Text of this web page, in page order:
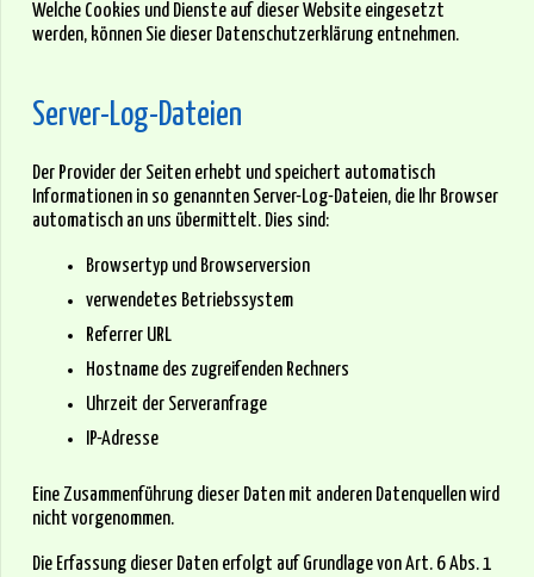
Welche Cookies und Dienste auf dieser Website eingesetzt
werden, können Sie dieser Datenschutzerklärung entnehmen.
Server-Log-Dateien
Der Provider der Seiten erhebt und speichert automatisch
Informationen in so genannten Server-Log-Dateien, die Ihr Browser
automatisch an uns übermittelt. Dies sind:
Browsertyp und Browserversion
verwendetes Betriebssystem
Referrer URL
Hostname des zugreifenden Rechners
Uhrzeit der Serveranfrage
IP-Adresse
Eine Zusammenführung dieser Daten mit anderen Datenquellen wird
nicht vorgenommen.
Die Erfassung dieser Daten erfolgt auf Grundlage von Art. 6 Abs. 1